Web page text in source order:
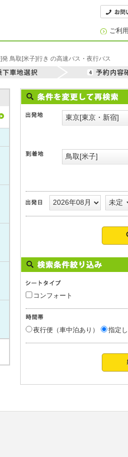
ご利
鳥取[米子]行き の高速バス・夜行バス
コンフォート
夜行便（車中泊あり） 指定